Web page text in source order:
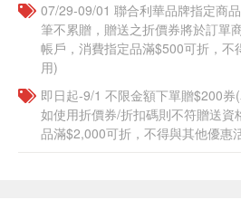
07/29-09/01 聯合利華品牌指定商
筆不累贈，贈送之折價券將於訂單
帳戶，消費指定品滿$500可折，不
用)
即日起-9/1 不限金額下單贈$200
如使用折價券/折扣碼則不符贈送資
品滿$2,000可折，不得與其他優惠